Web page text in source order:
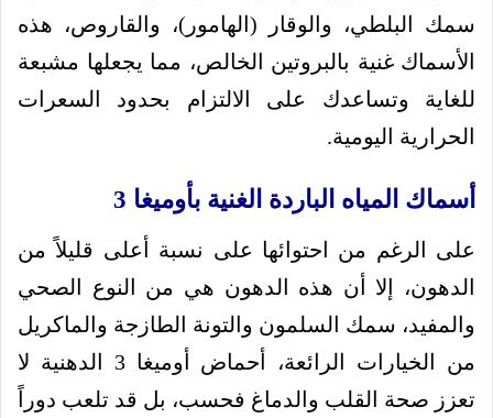
سمك البلطي، والوقار (الهامور)، والقاروص، هذه
الأسماك غنية بالبروتين الخالص، مما يجعلها مشبعة
للغاية وتساعدك على الالتزام بحدود السعرات
الحرارية اليومية.
أسماك المياه الباردة الغنية بأوميغا 3
على الرغم من احتوائها على نسبة أعلى قليلاً من
الدهون، إلا أن هذه الدهون هي من النوع الصحي
والمفيد، سمك السلمون والتونة الطازجة والماكريل
من الخيارات الرائعة، أحماض أوميغا 3 الدهنية لا
تعزز صحة القلب والدماغ فحسب، بل قد تلعب دوراً